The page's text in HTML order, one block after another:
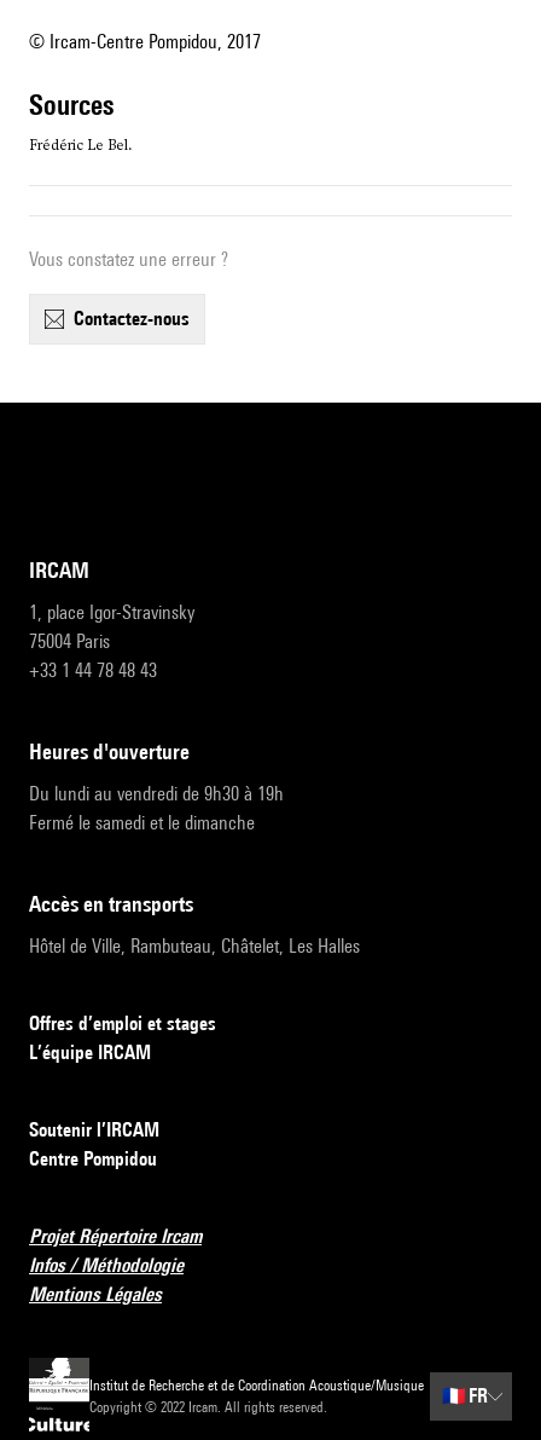
© Ircam-Centre Pompidou, 2017
sources
Frédéric Le Bel.
Vous constatez une erreur ?
contactez-nous
IRCAM
1, place Igor-Stravinsky
75004 Paris
+33 1 44 78 48 43
heures d'ouverture
Du lundi au vendredi de 9h30 à 19h
Fermé le samedi et le dimanche
accès en transports
Hôtel de Ville, Rambuteau, Châtelet, Les Halles
Offres d’emploi et stages
L’équipe IRCAM
Soutenir l’IRCAM
Centre Pompidou
Projet Répertoire Ircam
Infos / Méthodologie
Mentions Légales
Institut de Recherche et de Coordination Acoustique/Musique
Copyright © 2022 Ircam. All rights reserved.
🇫🇷 FR